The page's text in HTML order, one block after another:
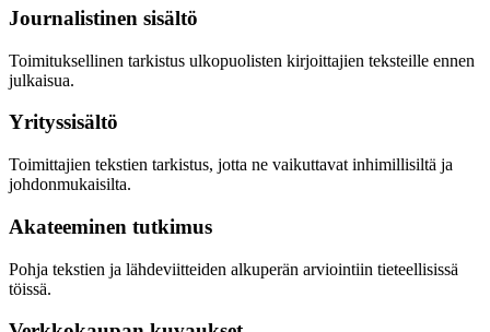
Journalistinen sisältö
Toimituksellinen tarkistus ulkopuolisten kirjoittajien teksteille ennen
julkaisua.
Yrityssisältö
Toimittajien tekstien tarkistus, jotta ne vaikuttavat inhimillisiltä ja
johdonmukaisilta.
Akateeminen tutkimus
Pohja tekstien ja lähdeviitteiden alkuperän arviointiin tieteellisissä
töissä.